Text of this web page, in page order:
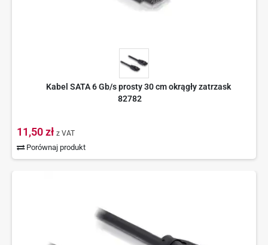
Kabel SATA 6 Gb/s prosty 30 cm okrągły zatrzask
82782
11,50 zł z VAT
Porównaj produkt